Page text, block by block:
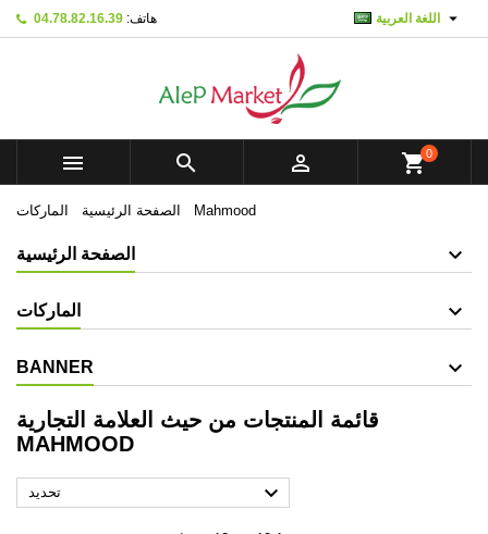
هاتف: 04.78.82.16.39 اللغة العربية 
   shopping_cart0
الصفحة الرئيسية الماركات Mahmood
الصفحة الرئيسية
الماركات
BANNER
قائمة المنتجات من حيث العلامة التجارية
MAHMOOD
تحديد 
Mes listes d'envies ×
Créer une nouvelle liste
((modalTitle)) ×
((confirmMessage))
((cancelText)) ((modalDeleteText))
Create wishlist × تسجيل الدخول ×
You need to be logged in to save products in your
إلغاء تسجيل الدخول